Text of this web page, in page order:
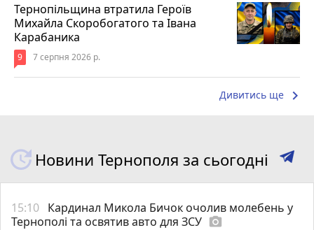
Тернопільщина втратила Героїв
Михайла Скоробогатого та Івана
Карабаника
9 7 серпня 2026 р.
Дивитись ще keyboard_arrow_right
Новини Тернополя за сьогодні
15:10 Кардинал Микола Бичок очолив молебень у
Тернополі та освятив авто для ЗСУ photo_camera